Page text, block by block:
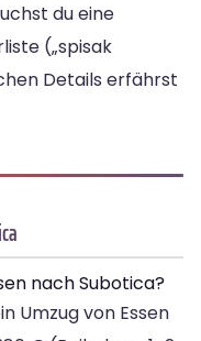
du eine
(„spisak
Details erfährst
nach Subotica?
Umzug von Essen